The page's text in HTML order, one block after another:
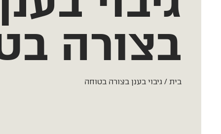
בצורה
בית / גיבוי בענן בצורה בטוחה